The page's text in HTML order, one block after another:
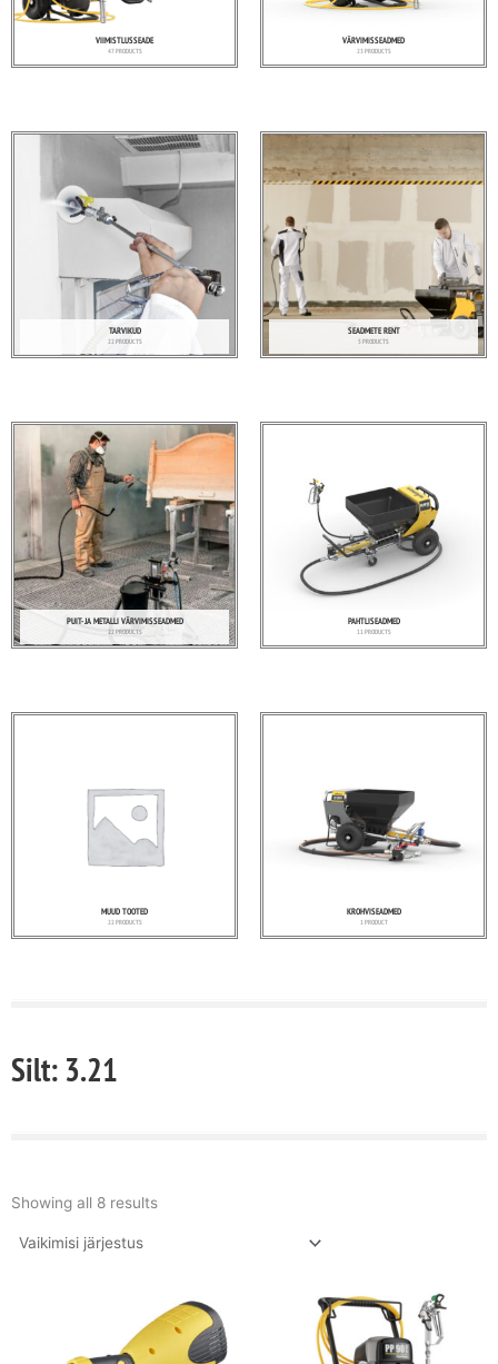
VIIMISTLUSSEADE
47 PRODUCTS
VÄRVIMISSEADMED
23 PRODUCTS
TARVIKUD
22 PRODUCTS
SEADMETE RENT
5 PRODUCTS
PUIT- JA METALLI VÄRVIMISSEADMED
22 PRODUCTS
PAHTLISEADMED
11 PRODUCTS
MUUD TOOTED
22 PRODUCTS
KROHVISEADMED
1 PRODUCT
Silt: 3.21
Showing all 8 results